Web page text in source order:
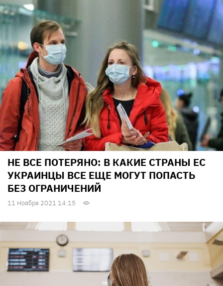
НЕ ВСЕ ПОТЕРЯНО: В КАКИЕ СТРАНЫ ЕС
УКРАИНЦЫ ВСЕ ЕЩЕ МОГУТ ПОПАСТЬ
БЕЗ ОГРАНИЧЕНИЙ
11 Ноября 2021 14:15